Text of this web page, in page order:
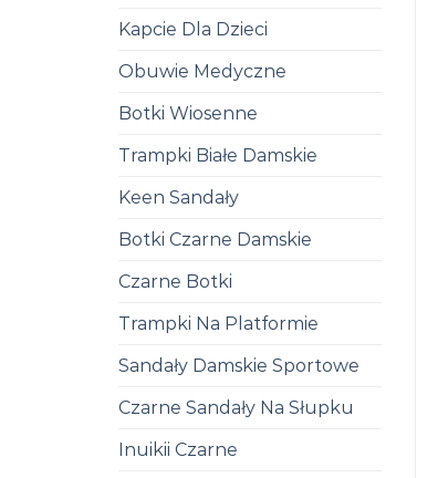
Kapcie Dla Dzieci
Obuwie Medyczne
Botki Wiosenne
Trampki Białe Damskie
Keen Sandały
Botki Czarne Damskie
Czarne Botki
Trampki Na Platformie
Sandały Damskie Sportowe
Czarne Sandały Na Słupku
Inuikii Czarne